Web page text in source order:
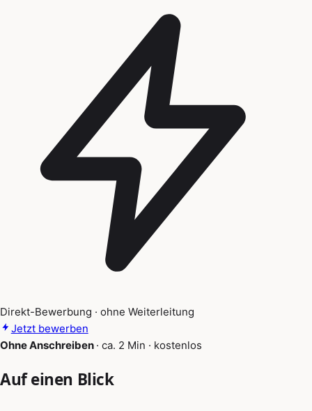
Direkt-Bewerbung · ohne Weiterleitung
Jetzt bewerben
Ohne Anschreiben · ca. 2 Min · kostenlos
Auf einen Blick